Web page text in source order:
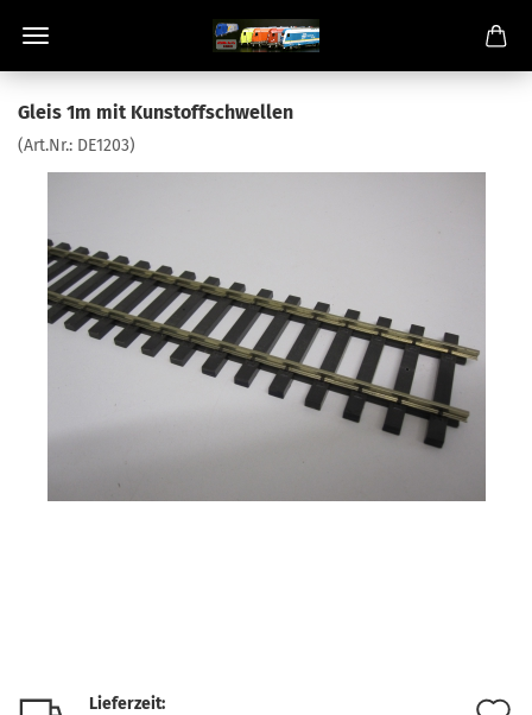
Gleis 1m mit Kunstoffschwellen
(Art.Nr.: DE1203)
Lieferzeit: